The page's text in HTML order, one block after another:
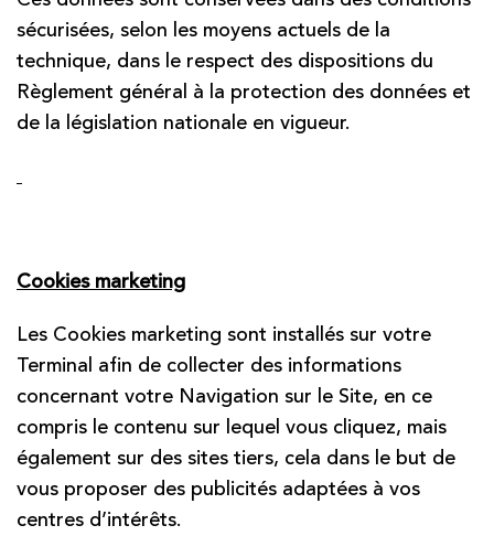
sécurisées, selon les moyens actuels de la
technique, dans le respect des dispositions du
Règlement général à la protection des données et
de la législation nationale en vigueur.
Cookies marketing
Les Cookies marketing sont installés sur votre
Terminal afin de collecter des informations
concernant votre Navigation sur le Site, en ce
compris le contenu sur lequel vous cliquez, mais
également sur des sites tiers, cela dans le but de
vous proposer des publicités adaptées à vos
centres d’intérêts.